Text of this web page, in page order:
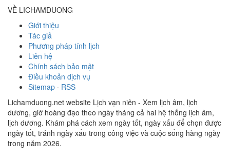
VỀ LICHAMDUONG
Giới thiệu
Tác giả
Phương pháp tính lịch
Liên hệ
Chính sách bảo mật
Điều khoản dịch vụ
Sitemap · RSS
Lichamduong.net website Lịch vạn niên - Xem lịch âm, lịch
dương, giờ hoàng đạo theo ngày tháng cả hai hệ thống lịch âm,
lịch dương. Khám phá cách xem ngày tốt, ngày xấu để chọn được
ngày tốt, tránh ngày xấu trong công việc và cuộc sống hàng ngày
trong năm 2026.